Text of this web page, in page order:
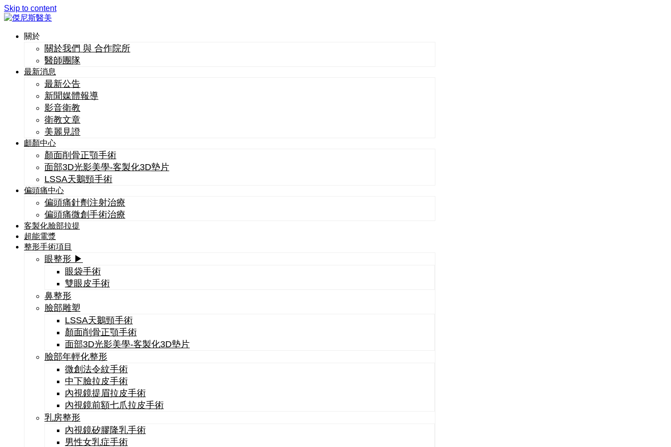
Skip to content
關於
關於我們 與 合作院所
醫師團隊
最新消息
最新公告
新聞媒體報導
影音衛教
衛教文章
美麗見證
顱顏中心
顏面削骨正顎手術
面部3D光影美學-客製化3D墊片
LSSA天鵝頸手術
偏頭痛中心
偏頭痛針劑注射治療
偏頭痛微創手術治療
客製化臉部拉提
超能電漿
整形手術項目
眼整形 ▶
眼袋手術
雙眼皮手術
鼻整形
臉部雕塑
LSSA天鵝頸手術
顏面削骨正顎手術
面部3D光影美學-客製化3D墊片
臉部年輕化整形
微創法令紋手術
中下臉拉皮手術
內視鏡提眉拉皮手術
內視鏡前額七爪拉皮手術
乳房整形
內視鏡矽膠隆乳手術
男性女乳症手術